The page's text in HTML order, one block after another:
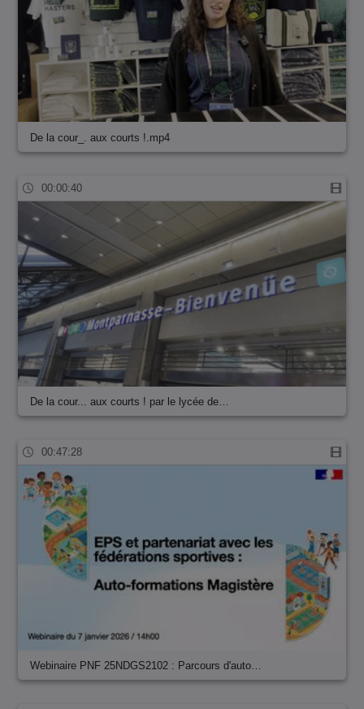
De la cour_. aux courts !.mp4
00:00:40
De la cour... aux courts ! par le lycée de…
00:47:28
Webinaire PNF 25NDGS2102 : Parcours d'auto…